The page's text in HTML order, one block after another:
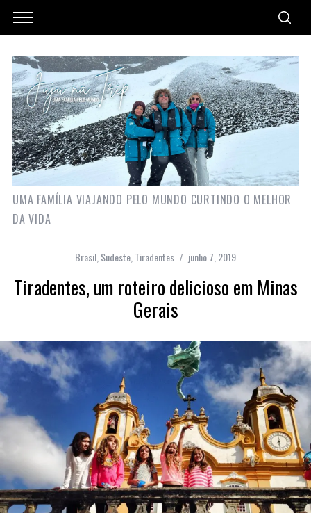
UMA FAMÍLIA VIAJANDO PELO MUNDO CURTINDO O MELHOR
DA VIDA
Brasil,Sudeste,Tiradentes junho 7, 2019
Tiradentes, um roteiro delicioso em Minas
Gerais